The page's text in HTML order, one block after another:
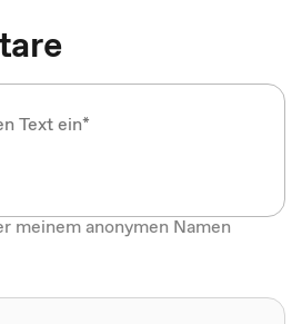
meinem anonymen Namen